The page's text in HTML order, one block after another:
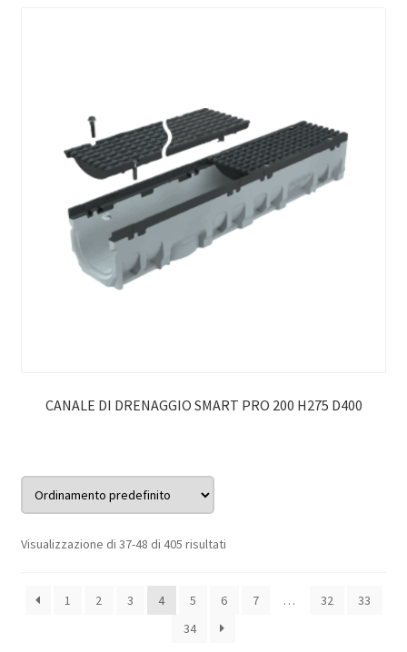
CANALE DI DRENAGGIO SMART PRO 200 H275 D400
Visualizzazione di 37-48 di 405 risultati
1 2 3 4 5 6 7 … 32
33
34